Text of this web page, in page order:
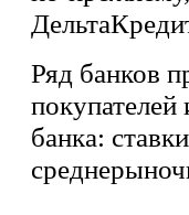
Ряд банков
покупателей
банка: